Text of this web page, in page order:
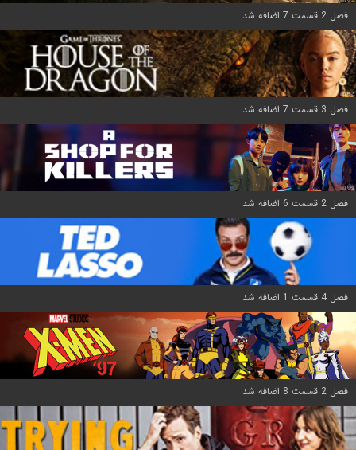
فصل 2 قسمت 7 اضافه شد
فصل 3 قسمت 7 اضافه شد
فصل 2 قسمت 6 اضافه شد
فصل 4 قسمت 1 اضافه شد
فصل 2 قسمت 8 اضافه شد